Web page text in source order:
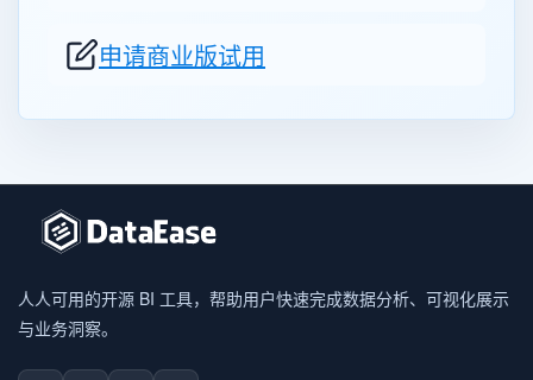
申请商业版试用
人人可用的开源 BI 工具，帮助用户快速完成数据分析、可视化展示
与业务洞察。